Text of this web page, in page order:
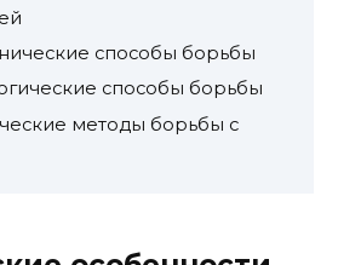
способы борьбы
способы борьбы
методы борьбы с